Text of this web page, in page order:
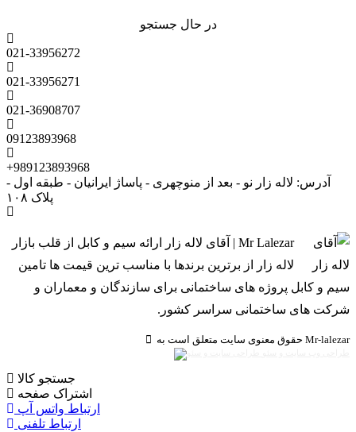
در حال جستجو
021-33956272
021-33956271
021-36908707
09123893968
+989123893968
آدرس: لاله زار نو - بعد از منوچهری - پاساژ ایرانیان - طبقه اول -
پلاک ۱۰۸
Mr Lalezar | آقای لاله زار ارائه سیم و کابل از قلب بازار
لاله زار از برترین برندها با مناسب ترین قیمت ها تامین
سیم و کابل پروژه های ساختمانی برای سازندگان و معماران و
شرکت های ساختمانی سراسر کشور.
حقوق معنوی سایت متعلق است به Mr-lalezar
جستجو کالا
اشتراک صفحه
ارتباط واتس آپ
ارتباط تلفنی